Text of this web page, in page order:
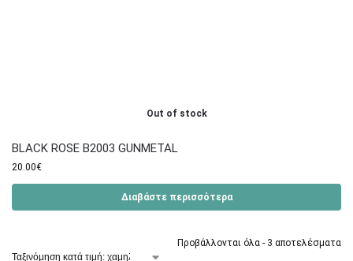
Out of stock
BLACK ROSE B2003 GUNMETAL
20.00€
Διαβάστε περισσότερα
Προβάλλονται όλα - 3 αποτελέσματα